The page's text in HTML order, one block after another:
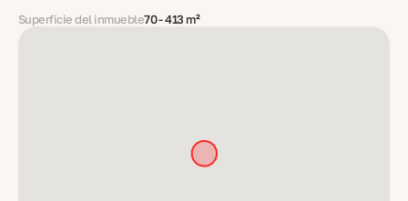
Superficie del inmueble70 - 413 m²